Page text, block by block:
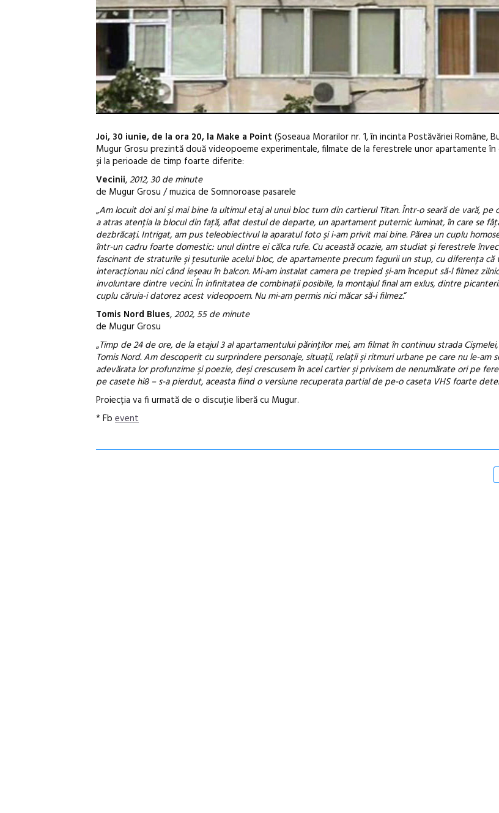
Joi, 30 iunie, de la ora 20, la Make a Point (Șoseaua Morarilor nr. 1, în incinta Postăvăriei Române,
Mugur Grosu prezintă două videopoeme experimentale, filmate de la ferestrele unor apartamente
și la perioade de timp foarte diferite:
Vecinii,2012, 30 de minute
de Mugur Grosu / muzica de Somnoroase pasarele
„Am locuit doi ani şi mai bine la ultimul etaj al unui bloc turn din cartierul Titan. Într-o seară de vară, pe
a atras atenţia la blocul din faţă, aflat destul de departe, un apartament puternic luminat, în care se
dezbrăcaţi. Intrigat, am pus teleobiectivul la aparatul foto şi i-am privit mai bine. Părea un cuplu
într-un cadru foarte domestic: unul dintre ei călca rufe. Cu această ocazie, am studiat şi ferestrele
fascinant de straturile şi ţesuturile acelui bloc, de apartamente precum fagurii un stup, cu diferenţa că
interacţionau nici când ieşeau în balcon. Mi-am instalat camera pe trepied şi-am început să-l filmez
involuntare dintre vecini. În infinitatea de combinaţii posibile, la montajul final am exlus, dintre
cuplu căruia-i datorez acest videopoem. Nu mi-am permis nici măcar să-i filmez.“
Tomis Nord Blues,2002, 55 de minute
de Mugur Grosu
„Timp de 24 de ore, de la etajul 3 al apartamentului părinţilor mei, am filmat în continuu strada
Tomis Nord. Am descoperit cu surprindere personaje, situaţii, relaţii şi ritmuri urbane pe care nu le-am
adevărata lor profunzime şi poezie, deşi crescusem în acel cartier şi privisem de nenumărate ori pe
pe casete hi8 – s-a pierdut, aceasta fiind o versiune recuperata partial de pe-o caseta VHS foarte
Proiecția va fi urmată de o discuție liberă cu Mugur.
* Fb event
În
de